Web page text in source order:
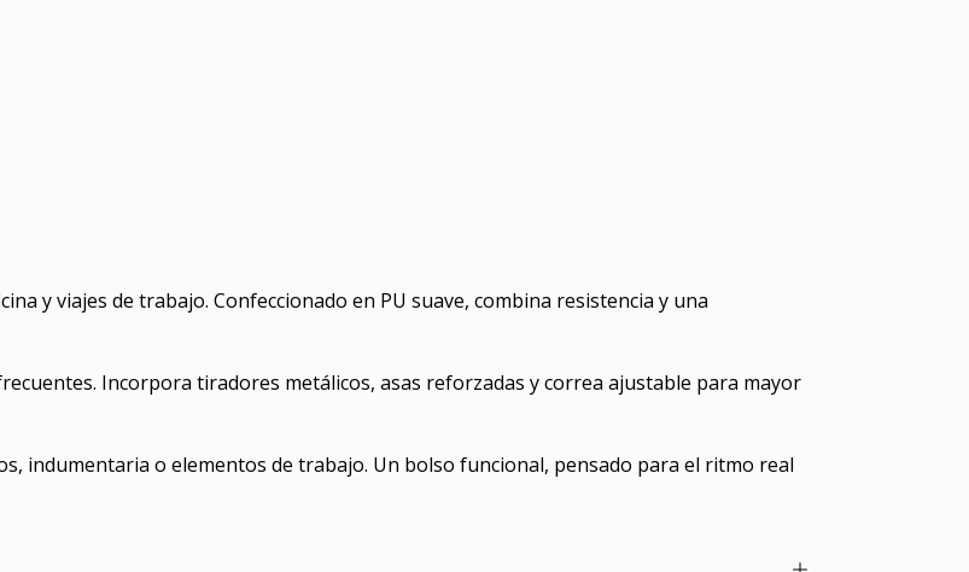
y viajes de trabajo. Confeccionado en PU suave, combina resistencia y una
Incorpora tiradores metálicos, asas reforzadas y correa ajustable para mayor
indumentaria o elementos de trabajo. Un bolso funcional, pensado para el ritmo real